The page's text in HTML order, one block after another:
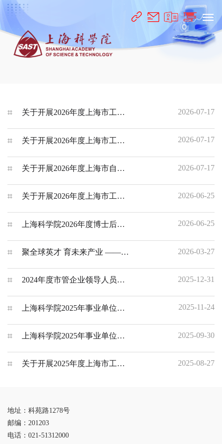
关于开展2026年度上海市工程系列新材料与能源专业高级（含正高级）职称评审工作的通知 2026-07-17
关于开展2026年度上海市工程系列科技管理专业高级（含正高级）职称评审工作的通知 2026-07-17
关于开展2026年度上海市自然科学研究系列高级（含正高级）职称评审工作的通知 2026-07-17
关于开展2026年度上海市工程系列新材料与能源专业中级职称评审工作的通知 2026-06-25
上海科学院2026年度博士后研究人员招收简章 2026-06-25
聚全球英才 育未来产业 ——全球招聘项目经理公告 2026-03-27
2024年度市管企业领导人员薪酬信息 2025-12-31
上海科学院2025年事业单位工作人员公开招聘公告（第四批） 2025-11-24
上海科学院2025年事业单位工作人员公开招聘公告（第二批） 2025-09-30
关于开展2025年度上海市工程系列科技管理专业高级（含正高级）职称评审工作的通知 2025-08-27
地址：科苑路1278号
邮编：201203
电话：021-51312000